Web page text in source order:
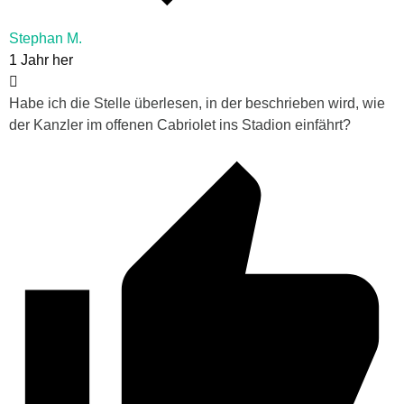
Stephan M.
1 Jahr her
Habe ich die Stelle überlesen, in der beschrieben wird, wie
der Kanzler im offenen Cabriolet ins Stadion einfährt?